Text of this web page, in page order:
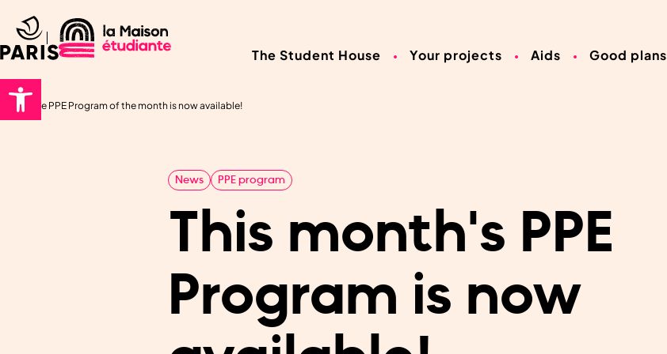
The Student House
Your projects Aids Good plans
Home The PPE Program of the month is now available!
News PPE program
This month's PPE
Program is now